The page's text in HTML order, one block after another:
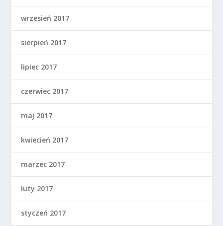
wrzesień 2017
sierpień 2017
lipiec 2017
czerwiec 2017
maj 2017
kwiecień 2017
marzec 2017
luty 2017
styczeń 2017